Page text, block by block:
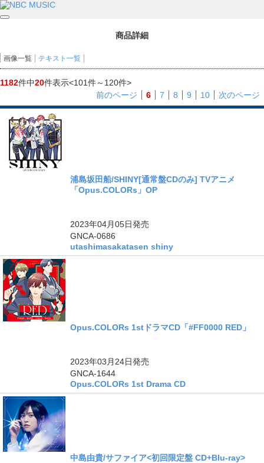
商品詳細
画像一覧 テキスト一覧
1182件中20件表示<101件～120件>
前のページ
6 7 8 9 10 次のページ
浦島坂田船/SHINY[通常盤CDのみ] TVアニメ
「Opus.COLORs」OP
2023年04月05日発売
GNCA-0686
utashimasakatasen shiny
Opus.COLORs 1stドラマCD「#FF0000 RED」
2023年03月24日発売
GNCA-1644
Opus.COLORs 1st Drama CD
中島由貴/サファイア<初回限定盤 CD+Blu-ray>